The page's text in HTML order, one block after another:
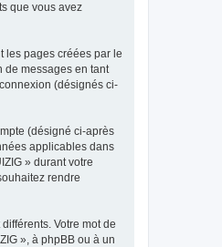
que vous avez
les pages créées par le
de messages en tant
(désignés ci-
(désigné ci-après
applicables dans
» durant votre
rendre
Votre mot de
», à phpBB ou à un